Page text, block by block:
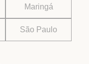
Maringá
São Paulo